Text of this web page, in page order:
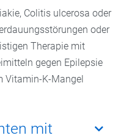
Colitis ulcerosa oder
oder
Therapie mit
gegen Epilepsie
Vitamin-K-Mangel
mit